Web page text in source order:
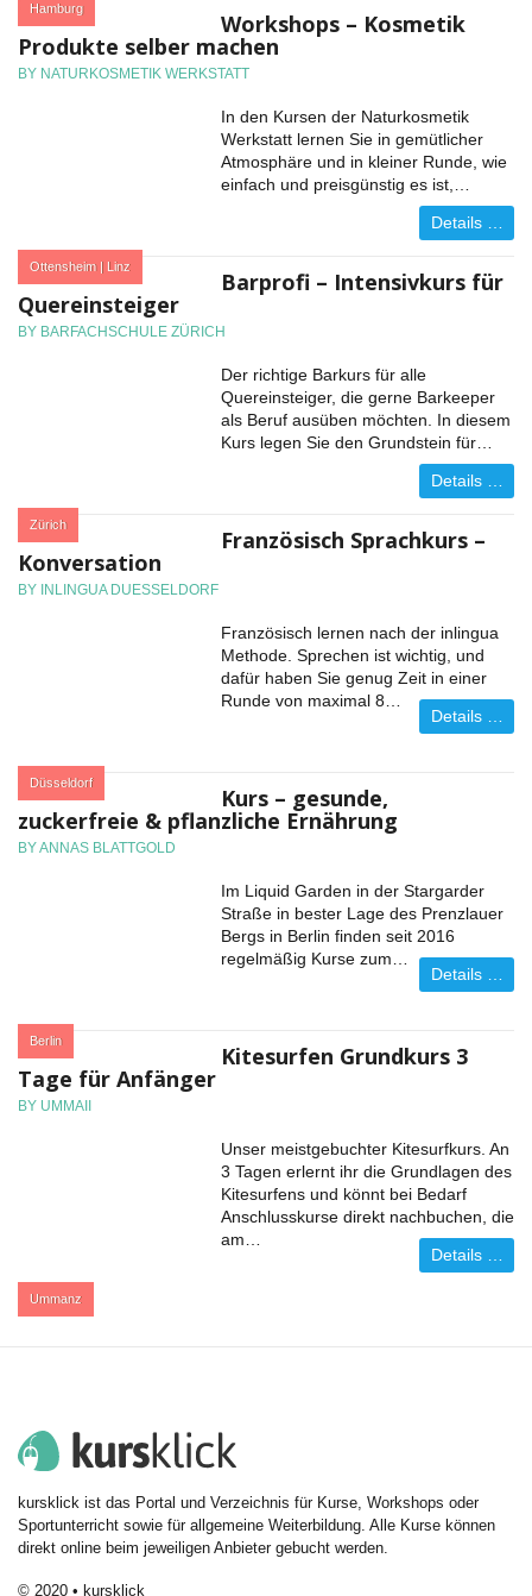
Hamburg
Workshops – Kosmetik
Produkte selber machen
BY NATURKOSMETIK WERKSTATT
Ottensheim | Linz
In den Kursen der Naturkosmetik
Werkstatt lernen Sie in gemütlicher
Atmosphäre und in kleiner Runde, wie
einfach und preisgünstig es ist,…
Details …
Barprofi – Intensivkurs für
Quereinsteiger
BY BARFACHSCHULE ZÜRICH
Zürich
Der richtige Barkurs für alle
Quereinsteiger, die gerne Barkeeper
als Beruf ausüben möchten. In diesem
Kurs legen Sie den Grundstein für…
Details …
Französisch Sprachkurs –
Konversation
BY INLINGUA DUESSELDORF
Düsseldorf
Französisch lernen nach der inlingua
Methode. Sprechen ist wichtig, und
dafür haben Sie genug Zeit in einer
Runde von maximal 8…
Details …
Kurs – gesunde,
zuckerfreie & pflanzliche Ernährung
BY ANNAS BLATTGOLD
Berlin
Im Liquid Garden in der Stargarder
Straße in bester Lage des Prenzlauer
Bergs in Berlin finden seit 2016
regelmäßig Kurse zum…
Details …
Kitesurfen Grundkurs 3
Tage für Anfänger
BY UMMAII
Ummanz
Unser meistgebuchter Kitesurfkurs. An
3 Tagen erlernt ihr die Grundlagen des
Kitesurfens und könnt bei Bedarf
Anschlusskurse direkt nachbuchen, die
am…
Details …
kursklick ist das Portal und Verzeichnis für Kurse, Workshops oder
Sportunterricht sowie für allgemeine Weiterbildung. Alle Kurse können
direkt online beim jeweiligen Anbieter gebucht werden.
© 2020 • kursklick